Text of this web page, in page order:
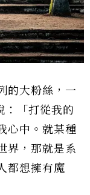
的大粉絲，一
：「打從我的
心中。就某種
界，那就是系
都想擁有魔